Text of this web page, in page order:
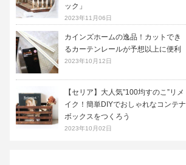
ック」
2023年11月06日
カインズホームの逸品！カットでき
るカーテンレールが予想以上に便利
2023年10月12日
【セリア】大人気”100均すのこ”リメ
イク！簡単DIYでおしゃれなコンテナ
ボックスをつくろう
2023年10月02日